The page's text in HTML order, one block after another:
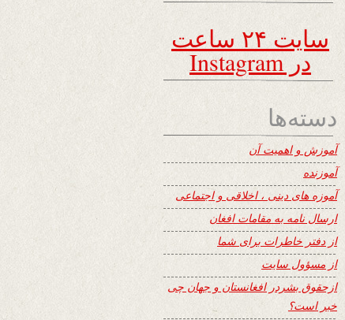
سایت ۲۴ ساعت
در Instagram
دسته‌ها
آموزش و اهمیت آن
آموزنده
آموزه های دینی ، اخلاقی و اجتماعی
ارسال نامه به مقامات افغان
از دفتر خاطرات برای شما
از مسؤول سایت
ازحقوق بشردر افغانستان و جهان چی
خبر است؟